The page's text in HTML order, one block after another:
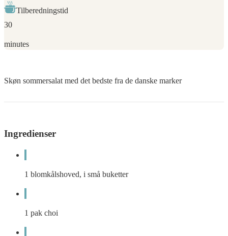
Tilberedningstid
30
minutes
Skøn sommersalat med det bedste fra de danske marker
Ingredienser
1 blomkålshoved, i små buketter
1 pak choi